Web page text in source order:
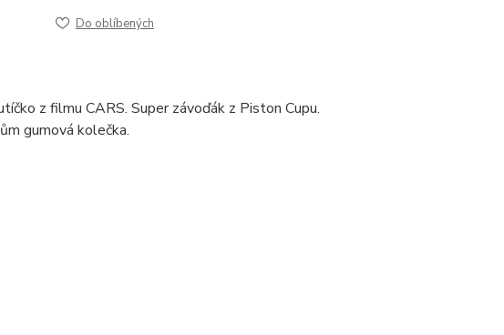
Do oblíbených
z filmu CARS. Super závoďák z Piston Cupu.
gumová kolečka.